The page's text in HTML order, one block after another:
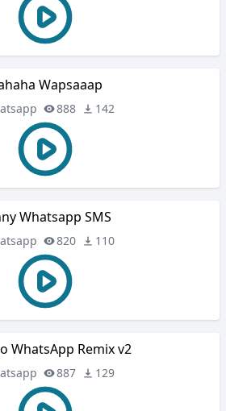
Wapsaaap
888 142
Whatsapp SMS
820 110
WhatsApp Remix v2
887 129